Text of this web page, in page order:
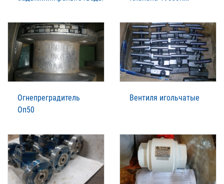
Огнепреградитель
Оп50
Вентиля игольчатые